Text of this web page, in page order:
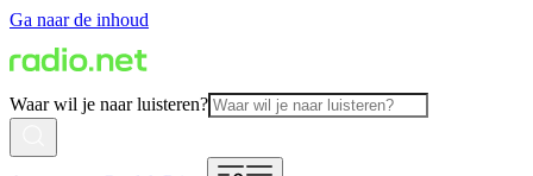
Ga naar de inhoud
Waar wil je naar luisteren?